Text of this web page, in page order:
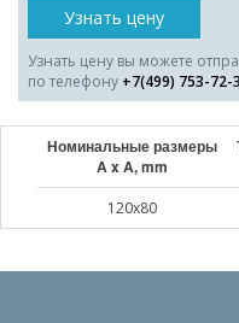
Узнать цену
Узнать цену вы можете
по телефону +7(499) 753-72-
Номинальные размеры
A x A, mm
120x80